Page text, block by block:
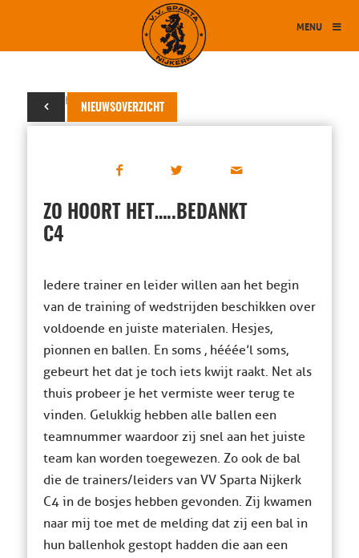
MENU
NIEUWSOVERZICHT
23 oktober 2015
ZO HOORT HET…..BEDANKT
C4
Iedere trainer en leider willen aan het begin
van de training of wedstrijden beschikken over
voldoende en juiste materialen. Hesjes,
pionnen en ballen. En soms , hééée’l soms,
gebeurt het dat je toch iets kwijt raakt. Net als
thuis probeer je het vermiste weer terug te
vinden. Gelukkig hebben alle ballen een
teamnummer waardoor zij snel aan het juiste
team kan worden toegewezen. Zo ook de bal
die de trainers/leiders van VV Sparta Nijkerk
C4 in de bosjes hebben gevonden. Zij kwamen
naar mij toe met de melding dat zij een bal in
hun ballenhok gestopt hadden die aan een